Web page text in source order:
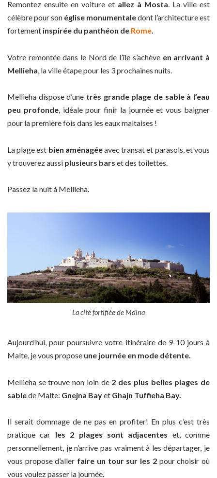
Remontez ensuite en voiture et allez à Mosta. La ville est
célèbre pour son église monumentaledont l’architecture est
fortement inspirée du panthéon de Rome.
Votre remontée dans le Nord de l’île s’achève en arrivant à
Mellieha , la ville étape pour les 3 prochaines nuits.
Mellieha dispose d’une très grande plage de sable à l’eau
peu profonde, idéale pour finir la journée et vous baigner
pour la première fois dans les eaux maltaises !
La plage est bien aménagéeavec transat et parasols, et vous
y trouverez aussi plusieurs bars et des toilettes.
Passez la nuit à Mellieha.
La cité fortifiée de Mdina
Aujourd’hui, pour poursuivre votre itinéraire de 9-10 jours à
Malte, je vous propose une journée en mode détente.
Mellieha se trouve non loin de 2 des plus belles plages de
sablede Malte: Gnejna Bayet Ghajn Tuffieha Bay.
Il serait dommage de ne pas en profiter! En plus c’est très
pratique car les 2 plages sont adjacentes et, comme
personnellement, je n’arrive pas vraiment à les départager, je
vous propose d’aller faire un tour sur les 2pour choisir où
vous voulez passer la journée.